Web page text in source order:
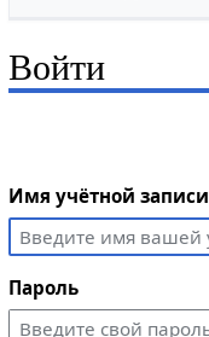
Войти
Имя учётной записи
Пароль